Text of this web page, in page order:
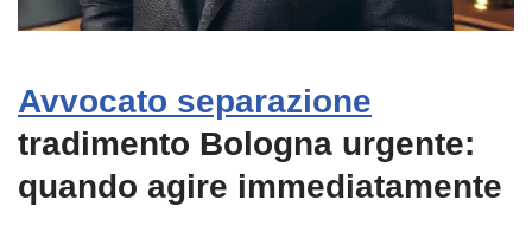
Avvocato separazione
tradimento Bologna urgente:
quando agire immediatamente